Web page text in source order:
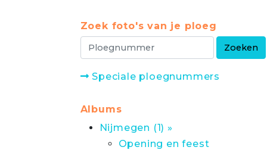
Zoek foto's van je ploeg
Speciale ploegnummers
Albums
Nijmegen (1) »
Opening en feest